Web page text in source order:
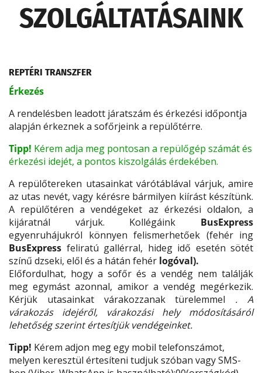
SZOLGÁLTATÁSAINK
REPTÉRI TRANSZFER
Érkezés
A rendelésben leadott járatszám és érkezési időpontja
alapján érkeznek a sofőrjeink a repülőtérre.
Tipp! Kérem adja meg pontosan a repülőgép számát és
érkezési idejét, a pontos kiszolgálás érdekében.
A repülőtereken utasainkat várótáblával várjuk, amire
az utas nevét, vagy kérésre bármilyen kiírást készítünk.
A repülőtéren a vendégeket az érkezési oldalon, a
kijáratnál várjuk. Kollégáink BusExpress
egyenruhájukról könnyen felismerhetőek (fehér ing
BusExpress feliratú gallérral, hideg idő esetén sötét
színű dzseki, elől és a hátán fehér logóval).
Előfordulhat, hogy a sofőr és a vendég nem találják
meg egymást azonnal, amikor a vendég megérkezik.
Kérjük utasainkat várakozzanak türelemmel . A
várakozás idejéről, várakozási hely módosításáról
lehetőség szerint értesítjük vendégeinket.
Tipp! Kérem adjon meg egy mobil telefonszámot,
melyen keresztül értesíteni tudjuk szóban vagy SMS-